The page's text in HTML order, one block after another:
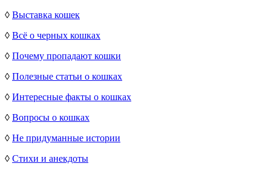
◊ Выставка кошек
◊ Всё о черных кошках
◊ Почему пропадают кошки
◊ Полезные статьи о кошках
◊ Интересные факты о кошках
◊ Вопросы о кошках
◊ Не придуманные истории
◊ Стихи и анекдоты